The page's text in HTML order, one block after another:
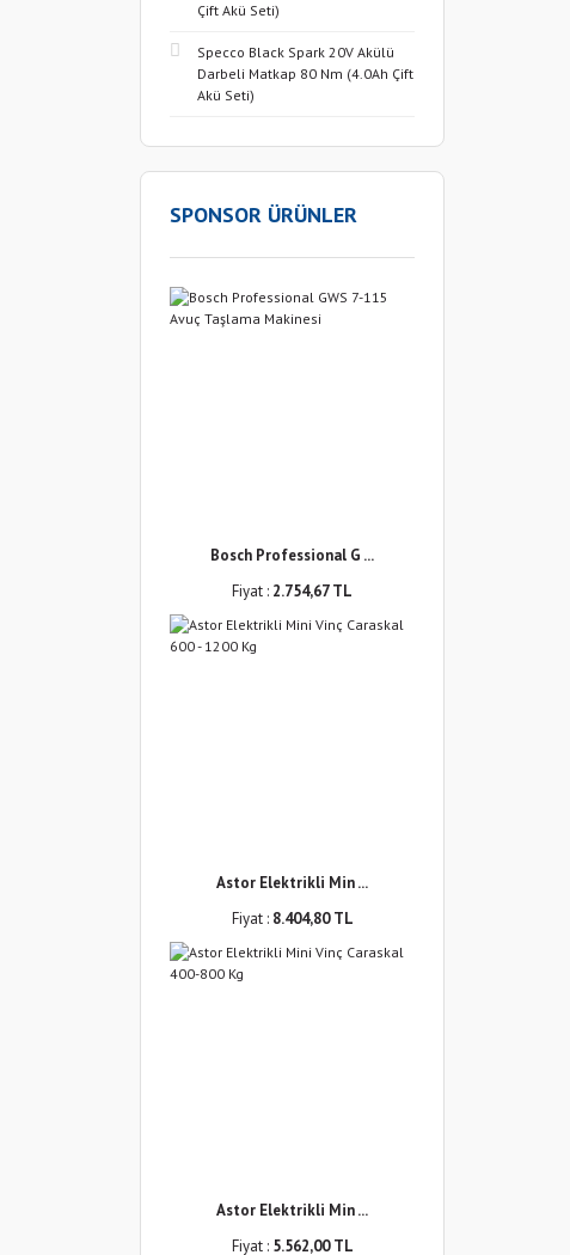
Çift Akü Seti)
Specco Black Spark 20V Akülü
Darbeli Matkap 80 Nm (4.0Ah Çift
Akü Seti)
SPONSOR ÜRÜNLER
Bosch Professional G ...
Fiyat : 2.754,67 TL
Astor Elektrikli Min ...
Fiyat : 8.404,80 TL
Astor Elektrikli Min ...
Fiyat : 5.562,00 TL